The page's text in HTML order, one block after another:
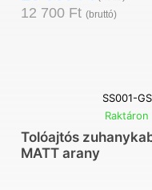
12 700 Ft (bruttó)
SS001-GS
Raktáron
Tolóajtós
MATT arany